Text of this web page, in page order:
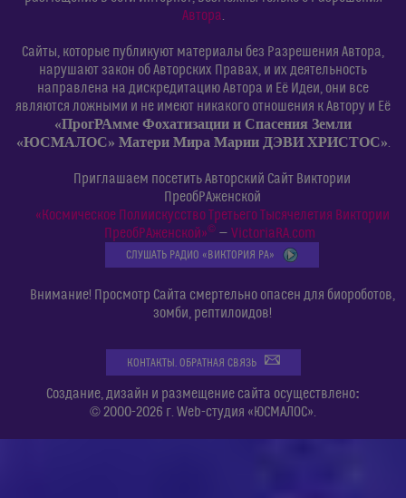
Автора.
Сайты, которые публикуют материалы без Разрешения Автора,
нарушают закон об Авторских Правах, и их деятельность
направлена на дискредитацию Автора и Её Идеи, они все
являются ложными и не имеют никакого отношения к Автору и Её
«ПрогРАмме Фохатизации и Спасения Земли
«ЮСМАЛОС» Матери Мира Марии ДЭВИ ХРИСТОС».
Приглашаем посетить Авторский Сайт Виктории
ПреобРАженской
«Космическое Полиискусство Третьего Тысячелетия Виктории
ПреобРАженской»©— VictoriaRA.com
СЛУШАТЬ РАДИО «ВИКТОРИЯ РА»
Внимание! Просмотр Сайта смертельно опасен для биороботов,
зомби, рептилоидов!
КОНТАКТЫ. ОБРАТНАЯ СВЯЗЬ
Создание, дизайн и размещение сайта осуществлено:
© 2000-2026 г. Web-студия «ЮСМАЛОС».